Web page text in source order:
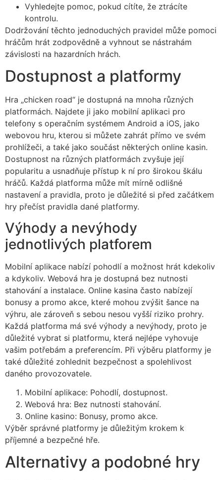
Vyhledejte pomoc, pokud cítíte, že ztrácíte
kontrolu.
Dodržování těchto jednoduchých pravidel může pomoci
hráčům hrát zodpovědně a vyhnout se nástrahám
závislosti na hazardních hrách.
Dostupnost a platformy
Hra „chicken road“ je dostupná na mnoha různých
platformách. Najdete ji jako mobilní aplikaci pro
telefony s operačním systémem Android a iOS, jako
webovou hru, kterou si můžete zahrát přímo ve svém
prohlížeči, a také jako součást některých online kasin.
Dostupnost na různých platformách zvyšuje její
popularitu a usnadňuje přístup k ní pro širokou škálu
hráčů. Každá platforma může mít mírně odlišné
nastavení a pravidla, proto je důležité si před začátkem
hry přečíst pravidla dané platformy.
Výhody a nevýhody
jednotlivých platforem
Mobilní aplikace nabízí pohodlí a možnost hrát kdekoliv
a kdykoliv. Webová hra je dostupná bez nutnosti
stahování a instalace. Online kasina často nabízejí
bonusy a promo akce, které mohou zvýšit šance na
výhru, ale zároveň s sebou nesou vyšší riziko prohry.
Každá platforma má své výhody a nevýhody, proto je
důležité vybrat si platformu, která nejlépe vyhovuje
vašim potřebám a preferencím. Při výběru platformy je
také důležité zohlednit bezpečnost a spolehlivost
daného provozovatele.
Mobilní aplikace: Pohodlí, dostupnost.
Webová hra: Bez nutnosti stahování.
Online kasino: Bonusy, promo akce.
Výběr správné platformy je důležitým krokem k
příjemné a bezpečné hře.
Alternativy a podobné hry